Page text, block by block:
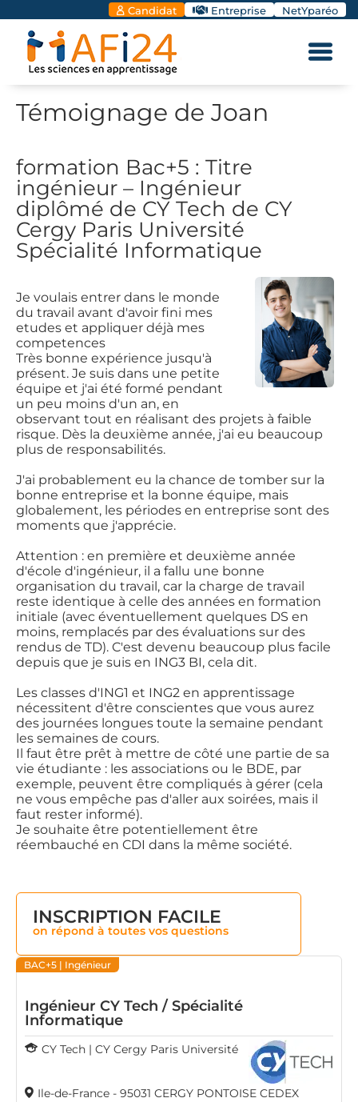
Candidat Entreprise NetYparéo
Témoignage de Joan
formation Bac+5 : Titre
ingénieur – Ingénieur
diplômé de CY Tech de CY
Cergy Paris Université
Spécialité Informatique
Je voulais entrer dans le monde
du travail avant d'avoir fini mes
etudes et appliquer déjà mes
competences
Très bonne expérience jusqu'à
présent. Je suis dans une petite
équipe et j'ai été formé pendant
un peu moins d'un an, en
observant tout en réalisant des projets à faible
risque. Dès la deuxième année, j'ai eu beaucoup
plus de responsabilités.
J'ai probablement eu la chance de tomber sur la
bonne entreprise et la bonne équipe, mais
globalement, les périodes en entreprise sont des
moments que j'apprécie.
Attention : en première et deuxième année
d'école d'ingénieur, il a fallu une bonne
organisation du travail, car la charge de travail
reste identique à celle des années en formation
initiale (avec éventuellement quelques DS en
moins, remplacés par des évaluations sur des
rendus de TD). C'est devenu beaucoup plus facile
depuis que je suis en ING3 BI, cela dit.
Les classes d'ING1 et ING2 en apprentissage
nécessitent d'être conscientes que vous aurez
des journées longues toute la semaine pendant
les semaines de cours.
Il faut être prêt à mettre de côté une partie de sa
vie étudiante : les associations ou le BDE, par
exemple, peuvent être compliqués à gérer (cela
ne vous empêche pas d'aller aux soirées, mais il
faut rester informé).
Je souhaite être potentiellement être
réembauché en CDI dans la même société.
INSCRIPTION FACILE
on répond à toutes vos questions
BAC+5 | Ingénieur
Ingénieur CY Tech / Spécialité
Informatique
CY Tech | CY Cergy Paris Université
Ile-de-France - 95031 CERGY PONTOISE CEDEX